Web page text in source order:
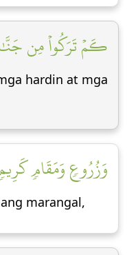
كَمۡ تَرَكُواْ مِن
hardin at mga
وَزُرُوعٖ وَمَقَامٖ كَرِيمٖ
marangal,